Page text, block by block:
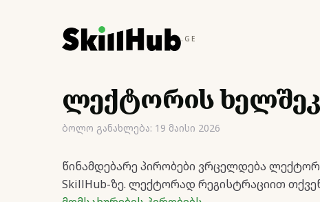
.GE
ლექტორის
ბოლო განახლება: 19 მაისი 2026
წინამდებარე პირობები ვრცელდება
SkillHub-ზე. ლექტორად რეგისტრაციით